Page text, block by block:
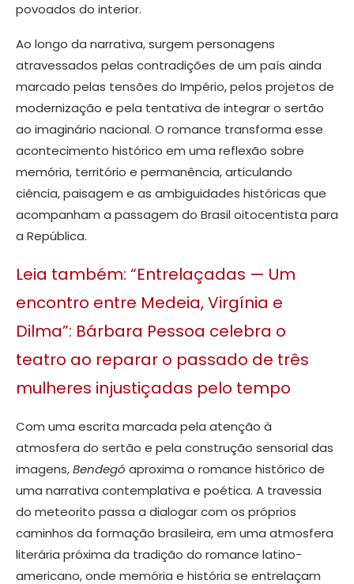
povoados do interior.
Ao longo da narrativa, surgem personagens
atravessados pelas contradições de um país ainda
marcado pelas tensões do Império, pelos projetos de
modernização e pela tentativa de integrar o sertão
ao imaginário nacional. O romance transforma esse
acontecimento histórico em uma reflexão sobre
memória, território e permanência, articulando
ciência, paisagem e as ambiguidades históricas que
acompanham a passagem do Brasil oitocentista para
a República.
Leia também: “Entrelaçadas — Um
encontro entre Medeia, Virgínia e
Dilma”: Bárbara Pessoa celebra o
teatro ao reparar o passado de três
mulheres injustiçadas pelo tempo
Com uma escrita marcada pela atenção à
atmosfera do sertão e pela construção sensorial das
imagens,Bendegó aproxima o romance histórico de
uma narrativa contemplativa e poética. A travessia
do meteorito passa a dialogar com os próprios
caminhos da formação brasileira, em uma atmosfera
literária próxima da tradição do romance latino-
americano, onde memória e história se entrelaçam